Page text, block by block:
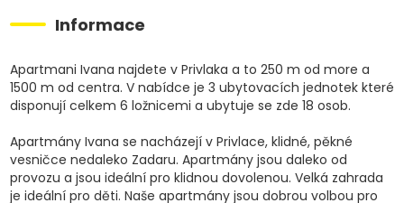
Informace
Apartmani Ivana najdete v Privlaka a to 250 m od more a
1500 m od centra. V nabídce je 3 ubytovacích jednotek které
disponují celkem 6 ložnicemi a ubytuje se zde 18 osob.
Apartmány Ivana se nacházejí v Privlace, klidné, pěkné
vesničce nedaleko Zadaru. Apartmány jsou daleko od
provozu a jsou ideální pro klidnou dovolenou. Velká zahrada
je ideální pro děti. Naše apartmány jsou dobrou volbou pro